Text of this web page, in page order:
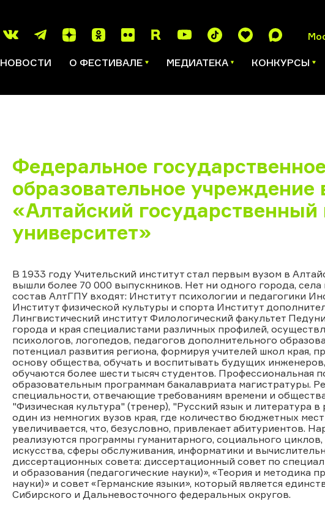
НОВОСТИ О ФЕСТИВАЛЕ МЕДИАТЕКА КОНКУРСЫ
Федеральное
образовательное
«Алтайский государственный
университет»
В 1933 году Учительский институт стал первым вузом в
вышли более 70 000 выпускников. Нет ни одного города,
состав АлтГПУ входят: Институт психологии и педагогики
Институт физической культуры и спорта Институт
Лингвистический институт Филологический факультет
города и края специалистами различных профилей,
психологов, логопедов, педагогов дополнительного
потенциал развития региона, формируя учителей школ края,
основу общества, обучать и воспитывать будущих
обучаются более шести тысяч студентов. Профессиональная
образовательным программам бакалавриата магистратуры.
специальности, отвечающие требованиям времени и
"Физическая культура" (тренер), "Русский язык и литература
один из немногих вузов края, где количество бюджетных
увеличивается, что, безусловно, привлекает абитуриентов.
реализуются программы гуманитарного, социального
искусства, сферы обслуживания, информатики и
диссертационных совета: диссертационный совет по
и образования (педагогические науки)», «Теория и методика
науки)» и совет «Германские языки», который является
Сибирского и Дальневосточного федеральных округов.